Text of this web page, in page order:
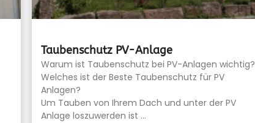
Taubenschutz PV-Anlage
Warum ist Taubenschutz bei PV-Anlagen wichtig?
Welches ist der Beste Taubenschutz für PV
Anlagen?
Um Tauben von Ihrem Dach und unter der PV
Anlage loszuwerden ist …